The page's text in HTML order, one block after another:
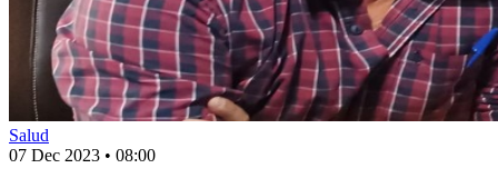
Salud
07 Dec 2023 • 08:00